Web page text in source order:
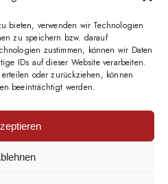
bieten, verwenden wir Technologien
zu speichern bzw. darauf
zustimmen, können wir Daten
IDs auf dieser Website verarbeiten.
oder zurückziehen, können
beeinträchtigt werden.